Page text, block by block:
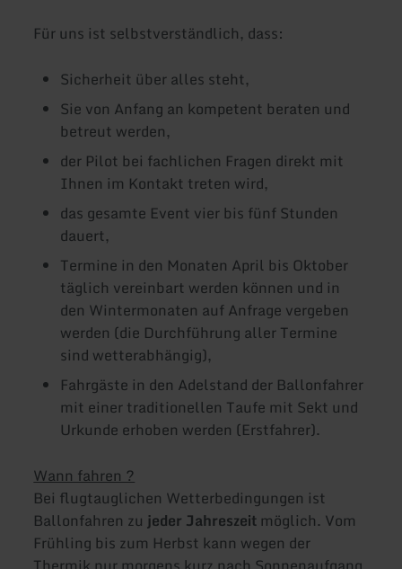
Für uns ist selbstverständlich, dass:
Sicherheit über alles steht,
Sie von Anfang an kompetent beraten und
betreut werden,
der Pilot bei fachlichen Fragen direkt mit
Ihnen im Kontakt treten wird,
das gesamte Event vier bis fünf Stunden
dauert,
Termine in den Monaten April bis Oktober
täglich vereinbart werden können und in
den Wintermonaten auf Anfrage vergeben
werden (die Durchführung aller Termine
sind wetterabhängig),
Fahrgäste in den Adelstand der Ballonfahrer
mit einer traditionellen Taufe mit Sekt und
Urkunde erhoben werden (Erstfahrer).
Wann fahren ?
Bei flugtauglichen Wetterbedingungen ist
Ballonfahren zu jeder Jahreszeit möglich. Vom
Frühling bis zum Herbst kann wegen der